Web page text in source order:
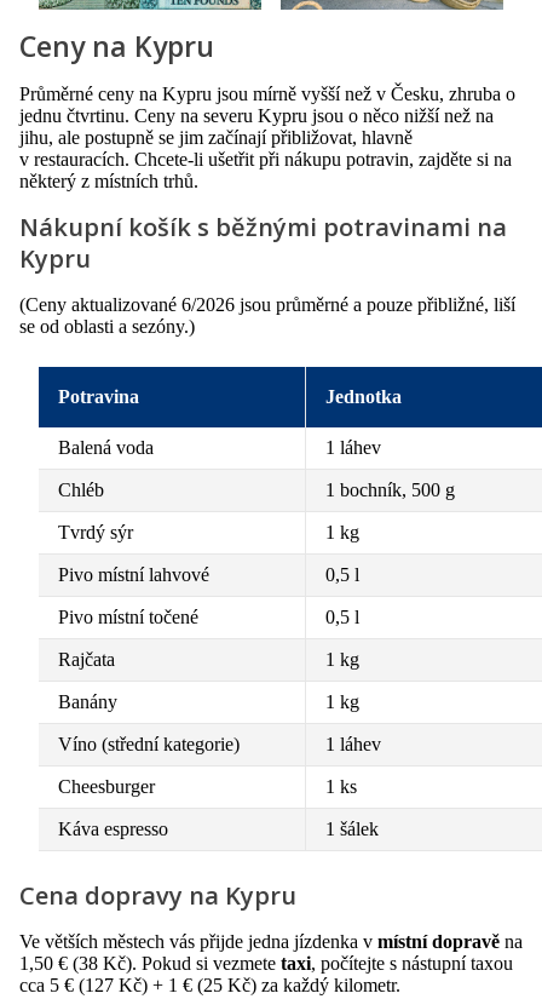
Ceny na Kypru
Průměrné ceny na Kypru jsou mírně vyšší než v Česku, zhruba o
jednu čtvrtinu. Ceny na severu Kypru jsou o něco nižší než na
jihu, ale postupně se jim začínají přibližovat, hlavně
v restauracích. Chcete-li ušetřit při nákupu potravin, zajděte si na
některý z místních trhů.
Nákupní košík s běžnými potravinami na
Kypru
(Ceny aktualizované 6/2026 jsou průměrné a pouze přibližné, liší
se od oblasti a sezóny.)
Potravina Jednotka
Balená voda 1 láhev
Chléb 1 bochník, 500 g
Tvrdý sýr 1 kg
Pivo místní lahvové 0,5 l
Pivo místní točené 0,5 l
Rajčata 1 kg
Banány 1 kg
Víno (střední kategorie) 1 láhev
Cheesburger 1 ks
Káva espresso 1 šálek
Cena dopravy na Kypru
Ve větších městech vás přijde jedna jízdenka v místní dopravě na
1,50 € (38 Kč). Pokud si vezmete taxi, počítejte s nástupní taxou
cca 5 € (127 Kč) + 1 € (25 Kč) za každý kilometr.